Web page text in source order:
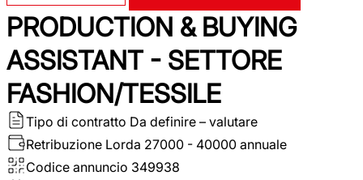
PRODUCTION & BUYING
ASSISTANT - SETTORE
FASHION/TESSILE
Tipo di contratto Da definire – valutare
Retribuzione Lorda 27000 - 40000 annuale
Codice annuncio 349938